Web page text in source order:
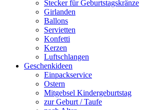
Stecker für Geburtstagskränze
Girlanden
Ballons
Servietten
Konfetti
Kerzen
Luftschlangen
Geschenkideen
Einpackservice
Ostern
Mitgebsel Kindergeburtstag
zur Geburt / Taufe